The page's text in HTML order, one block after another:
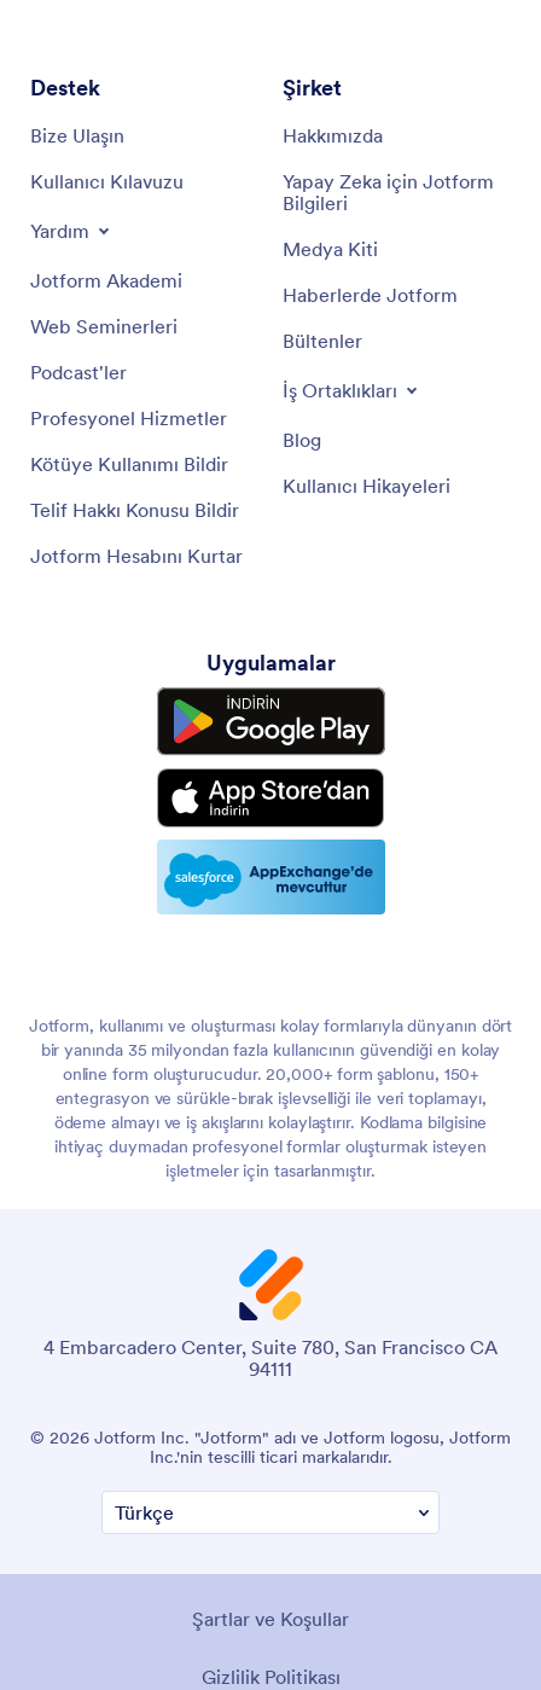
Destek
Bize Ulaşın
Kullanıcı Kılavuzu
Yardım
Jotform Akademi
Web Seminerleri
Podcast'ler
Profesyonel Hizmetler
Kötüye Kullanımı Bildir
Telif Hakkı Konusu Bildir
Jotform Hesabını Kurtar
Şirket
Hakkımızda
Yapay Zeka için Jotform
Bilgileri
Medya Kiti
Haberlerde Jotform
Bültenler
İş Ortaklıkları
Blog
Kullanıcı Hikayeleri
Uygulamalar
Jotform, kullanımı ve oluşturması kolay formlarıyla dünyanın dört
bir yanında 35 milyondan fazla kullanıcının güvendiği en kolay
online form oluşturucudur. 20,000+ form şablonu, 150+
entegrasyon ve sürükle-bırak işlevselliği ile veri toplamayı,
ödeme almayı ve iş akışlarını kolaylaştırır. Kodlama bilgisine
ihtiyaç duymadan profesyonel formlar oluşturmak isteyen
işletmeler için tasarlanmıştır.
4 Embarcadero Center, Suite 780, San Francisco CA
94111
© 2026 Jotform Inc. "Jotform" adı ve Jotform logosu, Jotform
Inc.'nin tescilli ticari markalarıdır.
Şartlar ve Koşullar
Gizlilik Politikası